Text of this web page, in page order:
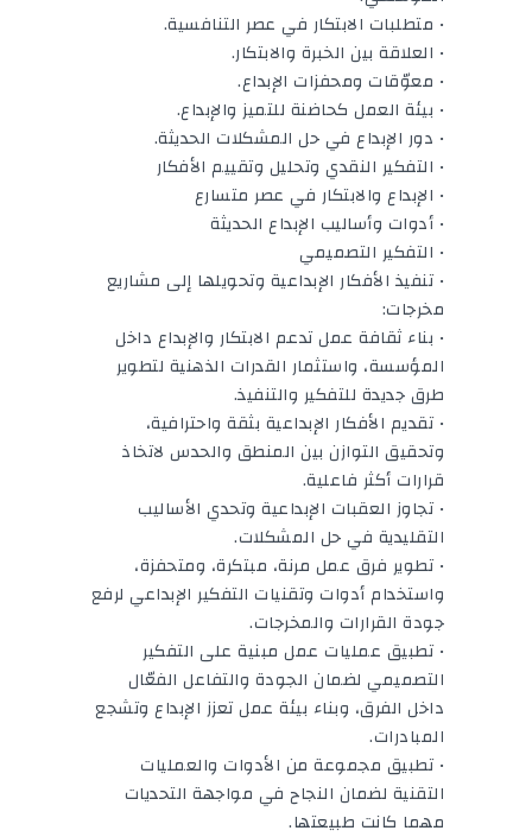
• متطلبات الابتكار في عصر التنافسية.
• العلاقة بين الخبرة والابتكار.
• معوّقات ومحفزات الإبداع.
• بيئة العمل كحاضنة للتميز والإبداع.
• دور الإبداع في حل المشكلات الحديثة.
• التفكير النقدي وتحليل وتقييم الأفكار
• الإبداع والابتكار في عصر متسارع
• أدوات وأساليب الإبداع الحديثة
• التفكير التصميمي
• تنفيذ الأفكار الإبداعية وتحويلها إلى مشاريع
مخرجات:
• بناء ثقافة عمل تدعم الابتكار والإبداع داخل
المؤسسة، واستثمار القدرات الذهنية لتطوير
طرق جديدة للتفكير والتنفيذ.
• تقديم الأفكار الإبداعية بثقة واحترافية،
وتحقيق التوازن بين المنطق والحدس لاتخاذ
قرارات أكثر فاعلية.
• تجاوز العقبات الإبداعية وتحدي الأساليب
التقليدية في حل المشكلات.
• تطوير فرق عمل مرنة، مبتكرة، ومتحفزة،
واستخدام أدوات وتقنيات التفكير الإبداعي لرفع
جودة القرارات والمخرجات.
• تطبيق عمليات عمل مبنية على التفكير
التصميمي لضمان الجودة والتفاعل الفعّال
داخل الفرق، وبناء بيئة عمل تعزز الإبداع وتشجع
المبادرات.
• تطبيق مجموعة من الأدوات والعمليات
التقنية لضمان النجاح في مواجهة التحديات
مهما كانت طبيعتها.